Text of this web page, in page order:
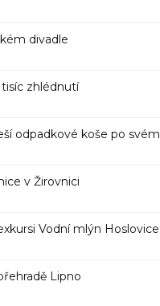
divadle
tisíc zhlédnutí
odpadkové koše po svém
v Žirovnici
Vodní mlýn Hoslovice
Lipno